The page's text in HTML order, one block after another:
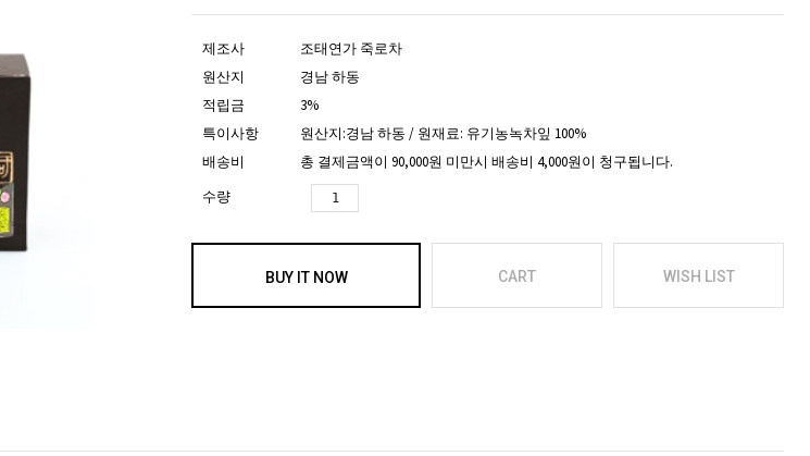
제조사
조태연가 죽로차
원산지
경남 하동
적립금
3%
특이사항
원산지:경남 하동 / 원재료: 유기농녹차잎 100%
배송비
총 결제금액이 90,000원 미만시 배송비 4,000원이 청구됩니다.
수량
BUY IT NOW CART WISH LIST